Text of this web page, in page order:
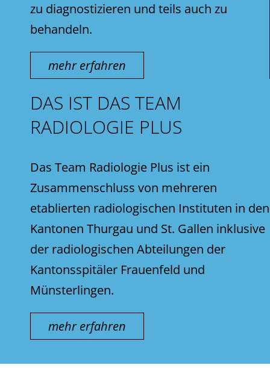
zu diagnostizieren und teils auch zu
behandeln.
mehr erfahren
DAS IST DAS TEAM
RADIOLOGIE PLUS
Das Team Radiologie Plus ist ein
Zusammenschluss von mehreren
etablierten radiologischen Instituten in den
Kantonen Thurgau und St. Gallen inklusive
der radiologischen Abteilungen der
Kantonsspitäler Frauenfeld und
Münsterlingen.
mehr erfahren